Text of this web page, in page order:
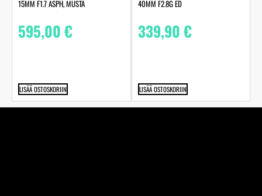
15MM F1.7 ASPH, MUSTA
595,00€
LISÄÄ OSTOSKORIIN
40MM F2.8G ED
339,90€
LISÄÄ OSTOSKORIIN